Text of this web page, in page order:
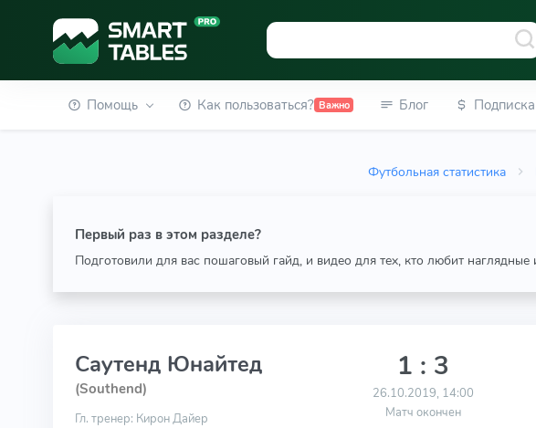
Помощь Как пользоваться? Важно Блог Подписка
Футбольная статистика
Первый раз в этом разделе?
Подготовили для вас пошаговый гайд, и видео для тех, кто любит наглядные
Саутенд Юнайтед
(Southend)
Гл. тренер: Кирон Дайер
1 : 3
26.10.2019, 14:00
Матч окончен